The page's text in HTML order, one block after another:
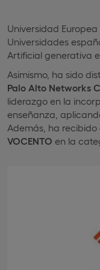
Universidad
Universidades
Artificial generativa
Asimismo, ha sido
Palo Alto Networks
liderazgo en la
enseñanza,
Además, ha
VOCENTO en la